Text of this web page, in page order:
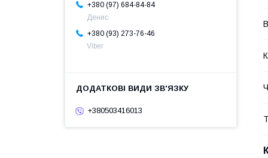
+380 (97) 684-84-84
Денис
+380 (93) 273-76-46
Viber
+380503416013